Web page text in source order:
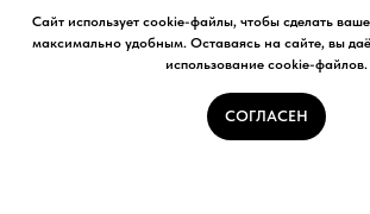
Сайт использует cookie-файлы, чтобы сделать
максимально удобным. Оставаясь на сайте, вы
использование cookie-файлов.
СОГЛАСЕН
СОТРУДНИЧЕСТВО
все предложения принимаем по
+7 905 926
e-mail: